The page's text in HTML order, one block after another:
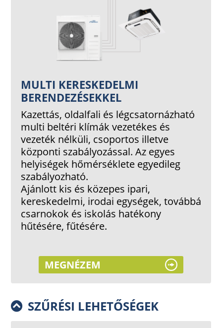
MULTI KERESKEDELMI
BERENDEZÉSEKKEL
Kazettás, oldalfali és légcsatornázható
multi beltéri klímák vezetékes és
vezeték nélküli, csoportos illetve
központi szabályozással. Az egyes
helyiségek hőmérséklete egyedileg
szabályozható.
Ajánlott kis és közepes ipari,
kereskedelmi, irodai egységek, továbbá
csarnokok és iskolás hatékony
hűtésére, fűtésére.
MEGNÉZEM
SZŰRÉSI LEHETŐSÉGEK